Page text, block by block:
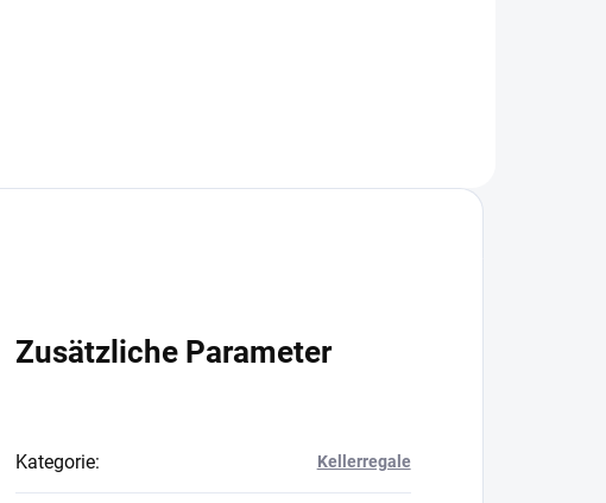
Zusätzliche Parameter
Kategorie: Kellerregale